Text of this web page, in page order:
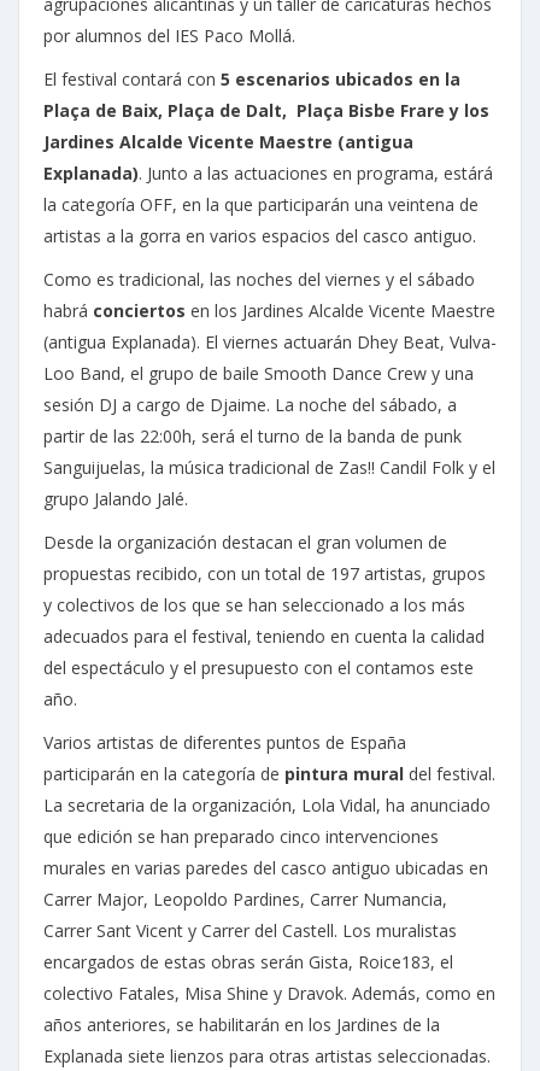
agrupaciones alicantinas y un taller de caricaturas hechos
por alumnos del IES Paco Mollá.
El festival contará con 5 escenarios ubicados en la
Plaça de Baix, Plaça de Dalt, Plaça Bisbe Frare y los
Jardines Alcalde Vicente Maestre (antigua
Explanada). Junto a las actuaciones en programa, estárá
la categoría OFF, en la que participarán una veintena de
artistas a la gorra en varios espacios del casco antiguo.
Como es tradicional, las noches del viernes y el sábado
habrá conciertos en los Jardines Alcalde Vicente Maestre
(antigua Explanada). El viernes actuarán Dhey Beat, Vulva-
Loo Band, el grupo de baile Smooth Dance Crew y una
sesión DJ a cargo de Djaime. La noche del sábado, a
partir de las 22:00h, será el turno de la banda de punk
Sanguijuelas, la música tradicional de Zas!! Candil Folk y el
grupo Jalando Jalé.
Desde la organización destacan el gran volumen de
propuestas recibido, con un total de 197 artistas, grupos
y colectivos de los que se han seleccionado a los más
adecuados para el festival, teniendo en cuenta la calidad
del espectáculo y el presupuesto con el contamos este
año.
Varios artistas de diferentes puntos de España
participarán en la categoría de pintura mural del festival.
La secretaria de la organización, Lola Vidal, ha anunciado
que edición se han preparado cinco intervenciones
murales en varias paredes del casco antiguo ubicadas en
Carrer Major, Leopoldo Pardines, Carrer Numancia,
Carrer Sant Vicent y Carrer del Castell. Los muralistas
encargados de estas obras serán Gista, Roice183, el
colectivo Fatales, Misa Shine y Dravok. Además, como en
años anteriores, se habilitarán en los Jardines de la
Explanada siete lienzos para otras artistas seleccionadas.